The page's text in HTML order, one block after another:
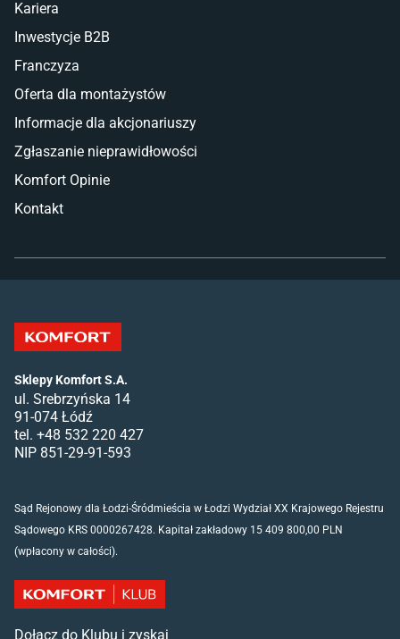
Kariera
Inwestycje B2B
Franczyza
Oferta dla montażystów
Informacje dla akcjonariuszy
Zgłaszanie nieprawidłowości
Komfort Opinie
Kontakt
Sklepy Komfort S.A.
ul. Srebrzyńska 14
91-074 Łódź
tel. +48 532 220 427
NIP 851-29-91-593
Sąd Rejonowy dla Łodzi-Śródmieścia w Łodzi Wydział XX Krajowego Rejestru
Sądowego KRS 0000267428. Kapitał zakładowy 15 409 800,00 PLN
(wpłacony w całości).
Dołącz do Klubu i zyskaj